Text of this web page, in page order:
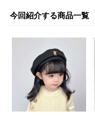
今回紹介する商品一覧